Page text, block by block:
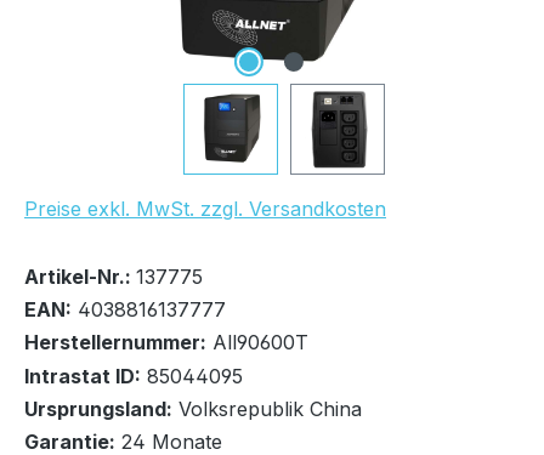
UVP Netto: 137,50 €
Preise exkl. MwSt. zzgl. Versandkosten
Bestand:5x
Sofort verfügbar, Lieferzeit: 1-2 Tage
In den Warenkorb
Artikel-Nr.: 137775
EAN: 4038816137777
Herstellernummer: All90600T
Intrastat ID: 85044095
Ursprungsland: Volksrepublik China
Garantie: 24 Monate